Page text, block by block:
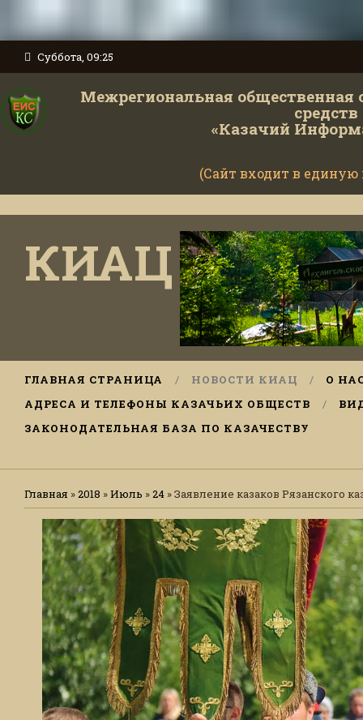
Суббота, 09:25
Межрегиональная общественная
«Казачий
(Сайт входит в
КИАЦ
ГЛАВНАЯ СТРАНИЦА НОВОСТИ КИАЦ
О
АДРЕСА И ТЕЛЕФОНЫ КАЗАЧЬИХ ОБЩЕСТВ
ЗАКОНОДАТЕЛЬНАЯ БАЗА ПО КАЗАЧЕСТВУ
Главная »2018 »Июль »24 » Заявление казаков Рязанского